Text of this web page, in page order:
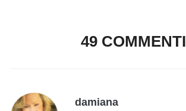
49 COMMENTI
damiana